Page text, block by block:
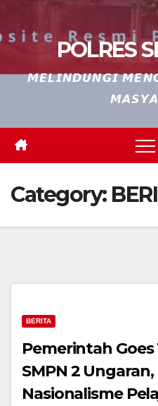
POLRES
𝙈𝙀𝙇𝙄𝙉𝘿𝙐𝙉𝙂𝙄
Category:
BERITA
Pemerintah
SMPN 2
Nasionalisme